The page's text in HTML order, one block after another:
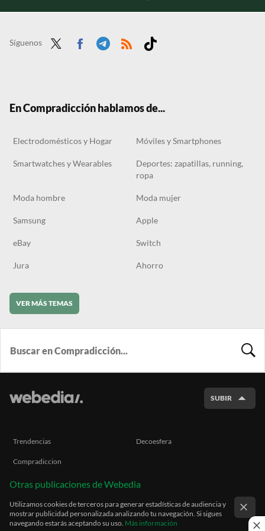
Síguenos
En Compradicción hablamos de...
Electrodomésticos y Hogar Móviles y Smartphones
Smartwatches y Wearables
Deportes: zapatillas, running,
ropa
Moda hombre Moda mujer
Samsung Apple
eBay Switch
Jura Ahorro
VER MÁS TEMAS
SUBIR
Trendencias Decoesfera
Compradiccion
Otras publicaciones de Webedia
Utilizamos cookies de terceros para generar estadísticas de audiencia y
mostrar publicidad personalizada analizando tu navegación. Si sigues
navegando estarás aceptando su uso. Más información